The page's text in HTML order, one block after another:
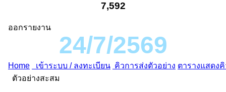
7,592
ออกรายงาน
24/7/2569